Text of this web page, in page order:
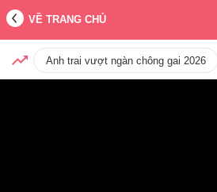
VỀ TRANG CHỦ
Anh trai vượt ngàn chông gai 2026